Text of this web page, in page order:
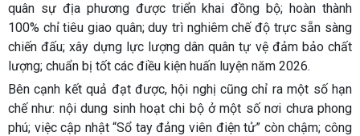
quân sự địa phương được triển khai đồng bộ; hoàn thành
100% chỉ tiêu giao quân; duy trì nghiêm chế độ trực sẵn sàng
chiến đấu; xây dựng lực lượng dân quân tự vệ đảm bảo chất
lượng; chuẩn bị tốt các điều kiện huấn luyện năm 2026.
Bên cạnh kết quả đạt được, hội nghị cũng chỉ ra một số hạn
chế như: nội dung sinh hoạt chi bộ ở một số nơi chưa phong
phú; việc cập nhật “Sổ tay đảng viên điện tử” còn chậm; công